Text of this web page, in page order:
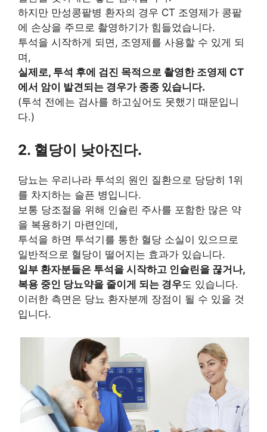
하지만 만성콩팥병 환자의 경우 CT 조영제가 콩팥
에 손상을 주므로 촬영하기가 힘들었습니다.
투석을 시작하게 되면, 조영제를 사용할 수 있게 되
며,
실제로, 투석 후에 검진 목적으로 촬영한 조영제 CT
에서 암이 발견되는 경우가 종종 있습니다.
(투석 전에는 검사를 하고싶어도 못했기 때문입니
다.)
2. 혈당이 낮아진다.
당뇨는 우리나라 투석의 원인 질환으로 당당히 1위
를 차지하는 슬픈 병입니다.
보통 당조절을 위해 인슐린 주사를 포함한 많은 약
을 복용하기 마련인데,
투석을 하면 투석기를 통한 혈당 소실이 있으므로
일반적으로 혈당이 떨어지는 효과가 있습니다.
일부 환자분들은 투석을 시작하고 인슐린을 끊거나,
복용 중인 당뇨약을 줄이게 되는 경우도 있습니다.
이러한 측면은 당뇨 환자분께 장점이 될 수 있을 것
입니다.